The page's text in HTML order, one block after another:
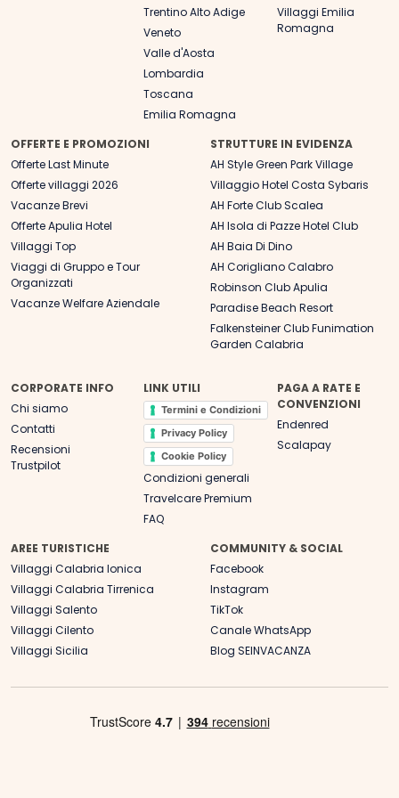
Trentino Alto Adige
Veneto
Valle d'Aosta
Lombardia
Toscana
Emilia Romagna
Villaggi Emilia
Romagna
OFFERTE E PROMOZIONI
Offerte Last Minute
Offerte villaggi 2026
Vacanze Brevi
Offerte Apulia Hotel
Villaggi Top
Viaggi di Gruppo e Tour
Organizzati
Vacanze Welfare Aziendale
STRUTTURE IN EVIDENZA
AH Style Green Park Village
Villaggio Hotel Costa Sybaris
AH Forte Club Scalea
AH Isola di Pazze Hotel Club
AH Baia Di Dino
AH Corigliano Calabro
Robinson Club Apulia
Paradise Beach Resort
Falkensteiner Club Funimation
Garden Calabria
CORPORATE INFO
Chi siamo
Contatti
Recensioni
Trustpilot
LINK UTILI
Termini e Condizioni
Privacy Policy
Cookie Policy
Condizioni generali
Travelcare Premium
FAQ
PAGA A RATE E
CONVENZIONI
Endenred
Scalapay
AREE TURISTICHE
Villaggi Calabria Ionica
Villaggi Calabria Tirrenica
Villaggi Salento
Villaggi Cilento
Villaggi Sicilia
COMMUNITY & SOCIAL
Facebook
Instagram
TikTok
Canale WhatsApp
Blog SEINVACANZA